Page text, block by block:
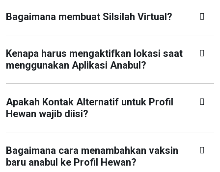
Bagaimana membuat Silsilah Virtual?
Kenapa harus mengaktifkan lokasi saat
menggunakan Aplikasi Anabul?
Apakah Kontak Alternatif untuk Profil
Hewan wajib diisi?
Bagaimana cara menambahkan vaksin
baru anabul ke Profil Hewan?